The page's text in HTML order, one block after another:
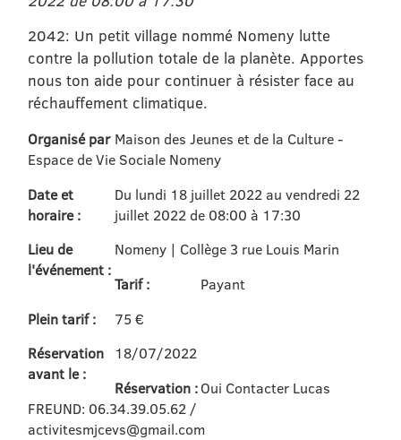
2042: Un petit village nommé Nomeny lutte
contre la pollution totale de la planète. Apportes
nous ton aide pour continuer à résister face au
réchauffement climatique.
Organisé par Maison des Jeunes et de la Culture -
Espace de Vie Sociale Nomeny
Date et
horaire :
Du lundi 18 juillet 2022 au vendredi 22
juillet 2022 de 08:00 à 17:30
Lieu de
l'événement :
Nomeny | Collège 3 rue Louis Marin
Tarif :
Payant
Plein tarif :
75 €
Réservation
avant le :
18/07/2022
Réservation : Oui Contacter Lucas
FREUND: 06.34.39.05.62 /
activitesmjcevs@gmail.com